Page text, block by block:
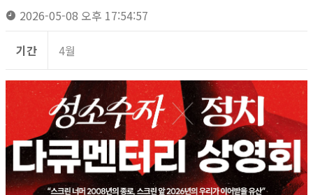
2026-05-08 오후 17:54:57
기간 4월